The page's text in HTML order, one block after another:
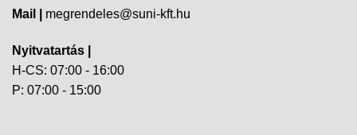
Mail | megrendeles@suni-kft.hu
Nyitvatartás |
H-CS: 07:00 - 16:00
P: 07:00 - 15:00